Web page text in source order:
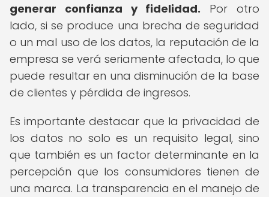
generar confianza y fidelidad. Por otro
lado, si se produce una brecha de seguridad
o un mal uso de los datos, la reputación de la
empresa se verá seriamente afectada, lo que
puede resultar en una disminución de la base
de clientes y pérdida de ingresos.
Es importante destacar que la privacidad de
los datos no solo es un requisito legal, sino
que también es un factor determinante en la
percepción que los consumidores tienen de
una marca. La transparencia en el manejo de